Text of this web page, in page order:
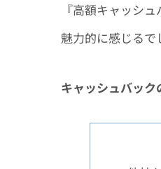
『高額キャッシ
魅力的に感じるで
キャッシュバック